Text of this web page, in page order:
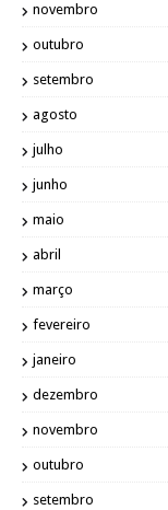
novembro
outubro
setembro
agosto
julho
junho
maio
abril
março
fevereiro
janeiro
dezembro
novembro
outubro
setembro